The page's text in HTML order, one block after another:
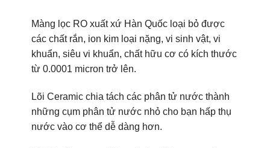
Màng lọc RO xuất xứ Hàn Quốc loại bỏ được
các chất rắn, ion kim loại nặng, vi sinh vật, vi
khuẩn, siêu vi khuẩn, chất hữu cơ có kích thước
từ 0.0001 micron trở lên.
Lõi Ceramic chia tách các phân tử nước thành
những cụm phân tử nước nhỏ cho bạn hấp thụ
nước vào cơ thể dễ dàng hơn.